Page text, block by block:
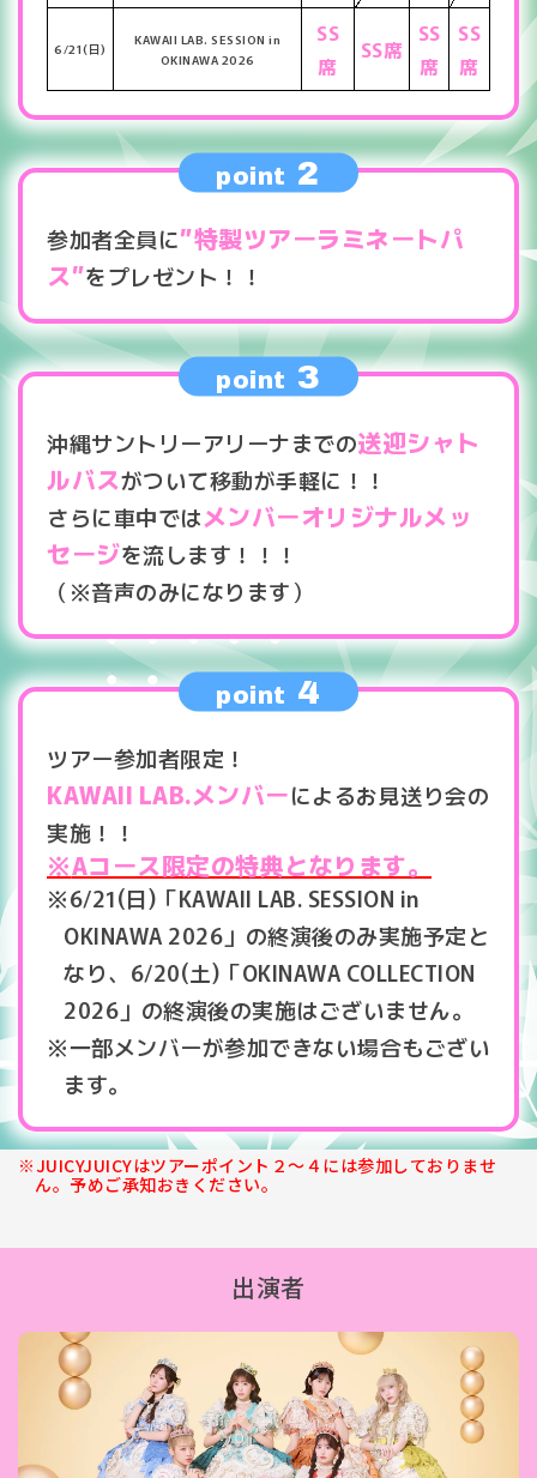
6/21(日)
KAWAII LAB. SESSION in
OKINAWA 2026
SS
席
SS席
SS
席
SS
席
point 2
参加者全員に”特製ツアーラミネートパ
ス”をプレゼント！！
point 3
沖縄サントリーアリーナまでの送迎シャト
ルバスがついて移動が手軽に！！
さらに車中ではメンバーオリジナルメッ
セージを流します！！！
（※音声のみになります）
point 4
ツアー参加者限定！
KAWAII LAB.メンバーによるお見送り会の
実施！！
Aコース限定の特典となります。
6/21(日)「KAWAII LAB. SESSION in
OKINAWA 2026」の終演後のみ実施予定と
なり、6/20(土)「OKINAWA COLLECTION
2026」の終演後の実施はございません。
一部メンバーが参加できない場合もござい
ます。
JUICYJUICYはツアーポイント２～４には参加しておりませ
ん。予めご承知おきください。
出演者